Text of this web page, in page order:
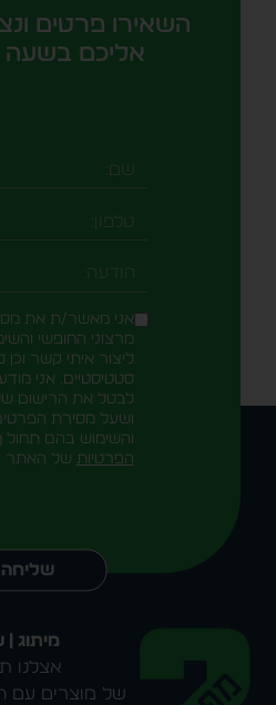
השאירו פרטים
אליכם בשעה
שם
טלפון
הודעה
אני מאשר/ת את
מרצוני החופשי
ליצור איתי קשר וכן
סטטיסטיים. אני
לבטל את הרישום
ושעל מסירת
והשימוש בהם תחול
הפרטיות של האתר
שליחה
מיתוג |
אצלנו
של מוצרים עם